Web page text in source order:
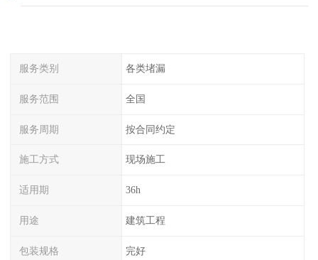
服务类别 各类堵漏
服务范围 全国
服务周期 按合同约定
施工方式 现场施工
适用期 36h
用途 建筑工程
包装规格 完好